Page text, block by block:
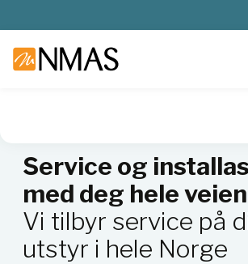
Service og
med deg hele veien
Vi tilbyr service på
utstyr i hele Norge